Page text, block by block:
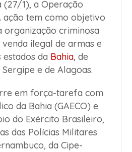
1), a Operação
ação tem como objetivo
organização criminosa
ilegal de armas e
estados da Bahia, de
e de Alagoas.
em força-tarefa com
da Bahia (GAECO) e
do Exército Brasileiro,
das Polícias Militares
da Cipe-